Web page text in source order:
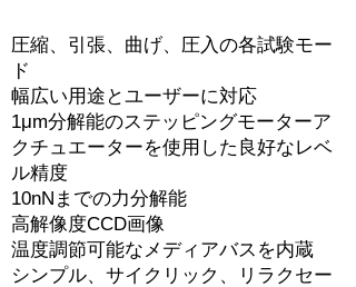
圧縮、引張、曲げ、圧入の各試験モー
ド
幅広い用途とユーザーに対応
1μm分解能のステッピングモーターア
クチュエーターを使用した良好なレベ
ル精度
10nNまでの力分解能
高解像度CCD画像
温度調節可能なメディアバスを内蔵
シンプル、サイクリック、リラクセー